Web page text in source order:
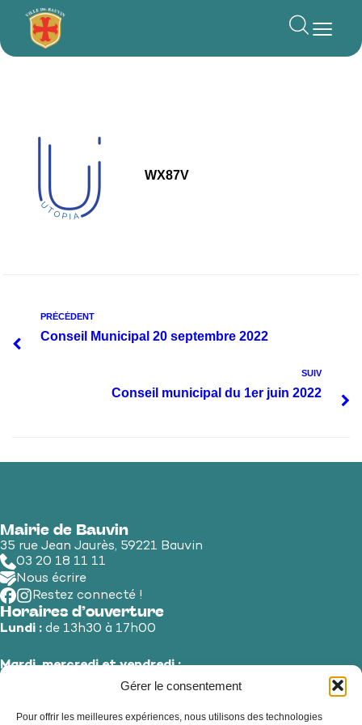
Gérer le consentement
Pour offrir les meilleures expériences, nous utilisons des technologies
principal
WX87V
PRÉCÉDENT
Conseil Municipal 20 septembre 2022
SUIV
Conseil municipal du 1er juin 2022
Mairie de Bauvin
35 rue Jean Jaurès, 59221 Bauvin
03 20 18 11 11
Nous écrire
Restez connecté !
Horaires d’ouverture
Lundi : de 13h30 à 17h00
Mardi, mercredi et vendredi :
de 8h30 à 12h00 et de 13h30 à 17h00
Jeudi et samedi :de 8h30 à 12h00